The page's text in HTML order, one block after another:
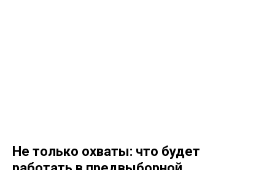
Не только охваты: что будет